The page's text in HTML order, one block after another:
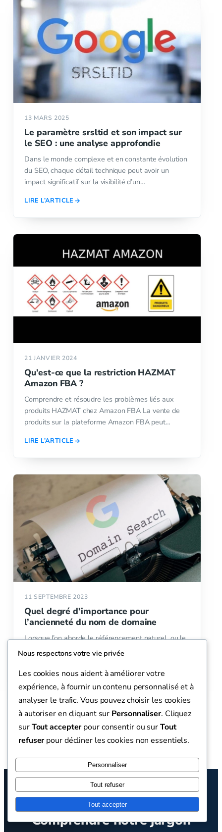
13 MARS 2025
Le paramètre srsltid et son impact sur
le SEO : une analyse approfondie
Dans le monde complexe et en constante évolution
du SEO, chaque détail technique peut avoir un
impact significatif sur la visibilité d’un…
LIRE L’ARTICLE
21 JANVIER 2024
Qu’est-ce que la restriction HAZMAT
Amazon FBA ?
Comprendre et résoudre les problèmes liés aux
produits HAZMAT chez Amazon FBA La vente de
produits sur la plateforme Amazon FBA peut…
LIRE L’ARTICLE
11 SEPTEMBRE 2023
Quel degré d’importance pour
l’ancienneté du nom de domaine
Lorsque l’on aborde le référencement naturel ou le
SEO, de nombreuses questions surgissent quant à
LIRE L’ARTICLE
Voir toutes nos publications
LEXIQUE
Comprendre notre jargon
Nous respectons votre vie privée
Les cookies nous aident à améliorer votre
expérience, à fournir un contenu personnalisé et à
analyser le trafic. Vous pouvez choisir les cookies
à autoriser en cliquant sur Personnaliser. Cliquez
surTout accepterpour consentir ou surTout
refuserpour décliner les cookies non essentiels.
Personnaliser
Tout refuser
Tout accepter